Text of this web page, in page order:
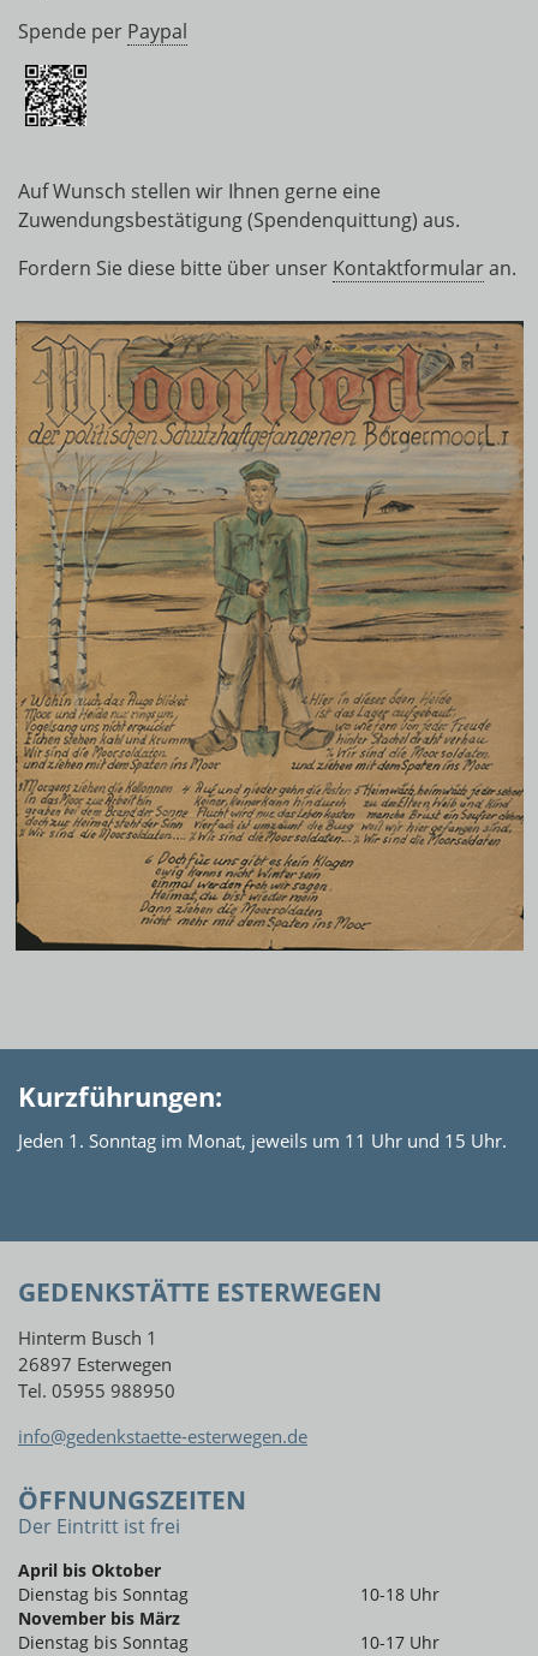
Spende per Paypal
Auf Wunsch stellen wir Ihnen gerne eine
Zuwendungsbestätigung (Spendenquittung) aus.
Fordern Sie diese bitte über unser Kontaktformularan.
Kurzführungen:
Jeden 1. Sonntag im Monat, jeweils um 11 Uhr und 15 Uhr.
GEDENKSTÄTTE ESTERWEGEN
Hinterm Busch 1
26897 Esterwegen
Tel. 05955 988950
info@gedenkstaette-esterwegen.de
ÖFFNUNGSZEITEN
Der Eintritt ist frei
April bis Oktober
Dienstag bis Sonntag
10-18 Uhr
November bis März
Dienstag bis Sonntag
10-17 Uhr